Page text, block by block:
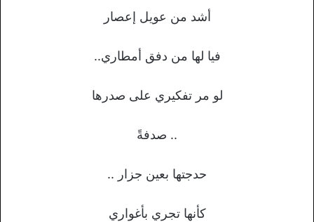
أشد من عويل إعصار
فيا لها من دفق أمطاري..
لو مر تفكيري على صدرها
.. صدفةً
حدجتها بعين جزار ..
كأنها تجري بأغواري